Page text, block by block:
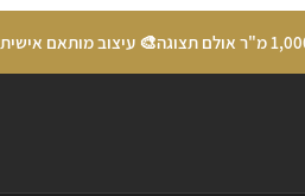
🎨 עיצוב מותאם אישית